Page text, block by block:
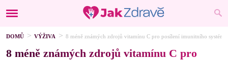
DOMŮ VÝŽIVA 8 méně známých zdrojů vitamínu C pro posílení imunitního
8 méně známých zdrojů vitamínu C pro